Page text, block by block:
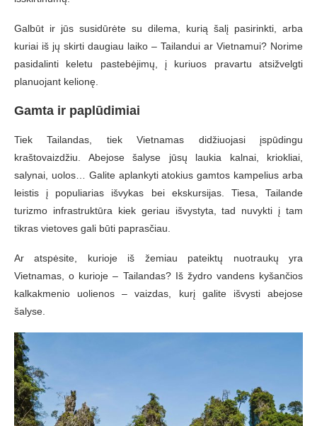
Galbūt ir jūs susidūrėte su dilema, kurią šalį pasirinkti, arba
kuriai iš jų skirti daugiau laiko – Tailandui ar Vietnamui? Norime
pasidalinti keletu pastebėjimų, į kuriuos pravartu atsižvelgti
planuojant kelionę.
Gamta ir paplūdimiai
Tiek Tailandas, tiek Vietnamas didžiuojasi įspūdingu
kraštovaizdžiu. Abejose šalyse jūsų laukia kalnai, kriokliai,
salynai, uolos… Galite aplankyti atokius gamtos kampelius arba
leistis į populiarias išvykas bei ekskursijas. Tiesa, Tailande
turizmo infrastruktūra kiek geriau išvystyta, tad nuvykti į tam
tikras vietoves gali būti paprasčiau.
Ar atspėsite, kurioje iš žemiau pateiktų nuotraukų yra
Vietnamas, o kurioje – Tailandas? Iš žydro vandens kyšančios
kalkakmenio uolienos – vaizdas, kurį galite išvysti abejose
šalyse.